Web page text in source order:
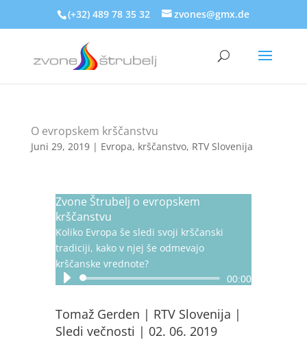
(+32) 489 78 35 32 zvones@gmx.de
O evropskem krščanstvu
Juni 29, 2019| Evropa, krščanstvo, RTV Slovenija
Zvone Štrubelj o evropskem
krščanstvu
Koliko Evropa še sledi svoji krščanski
tradiciji, kako v njej še odmevajo
krščanske vrednote?
Audio-
00:00
Tomaž Gerden | RTV Slovenija |
Sledi večnosti | 02. 06. 2019